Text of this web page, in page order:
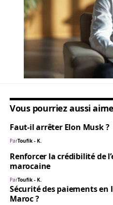
Vous pourriez aussi
Faut-il arrêter Elon Musk ?
ParToufik - K.
Renforcer la crédibilité de
marocaine
ParToufik - K.
Sécurité des paiements en
Maroc ?